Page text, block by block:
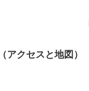
アクセスと地図）